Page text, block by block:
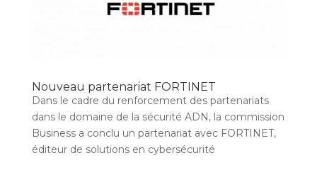
Nouveau partenariat FORTINET
Dans le cadre du renforcement des partenariats
dans le domaine de la sécurité ADN, la commission
Business a conclu un partenariat avec FORTINET,
éditeur de solutions en cybersécurité